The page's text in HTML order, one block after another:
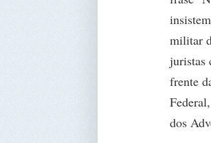
militar
juristas
frente
dos